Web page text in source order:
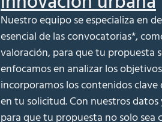
Nuestro equipo se especializa en
esencial de las convocatorias*,
valoración, para que tu propuesta
enfocamos en analizar los
incorporamos los contenidos
en tu solicitud. Con nuestros
para que tu propuesta no solo